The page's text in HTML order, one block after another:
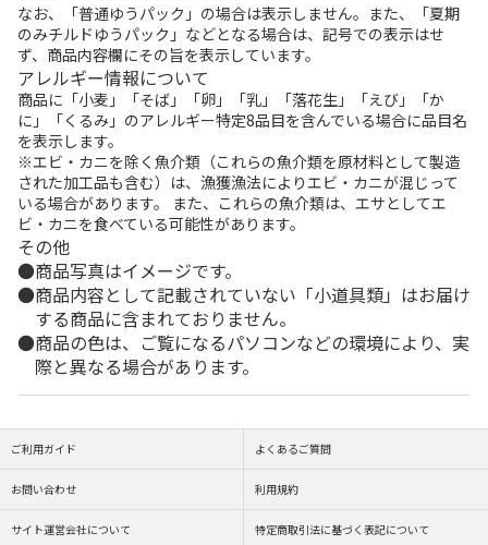
なお、「普通ゆうパック」の場合は表示しません。また、「夏期
のみチルドゆうパック」などとなる場合は、記号での表示はせ
ず、商品内容欄にその旨を表示しています。
アレルギー情報について
商品に「小麦」「そば」「卵」「乳」「落花生」「えび」「か
に」「くるみ」のアレルギー特定8品目を含んでいる場合に品目名
を表示します。
※エビ・カニを除く魚介類（これらの魚介類を原材料として製造
された加工品も含む）は、漁獲漁法によりエビ・カニが混じって
いる場合があります。 また、これらの魚介類は、エサとしてエ
ビ・カニを食べている可能性があります。
その他
商品写真はイメージです。
商品内容として記載されていない「小道具類」はお届け
する商品に含まれておりません。
商品の色は、ご覧になるパソコンなどの環境により、実
際と異なる場合があります。
ご利用ガイド よくあるご質問
お問い合わせ 利用規約
サイト運営会社について 特定商取引法に基づく表記について